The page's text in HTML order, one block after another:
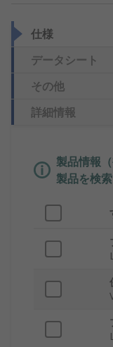
仕様
データシート
その他
詳細情報
製品情報
製品を検索